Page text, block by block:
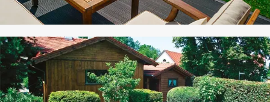
CO PANEL
HAVUZ